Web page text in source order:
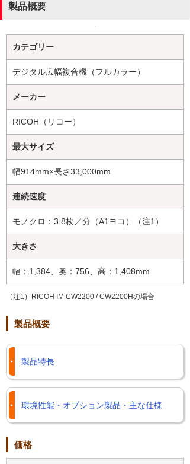
製品概要
カテゴリー
デジタル広幅複合機（フルカラー）
メーカー
RICOH（リコー）
最大サイズ
幅914mm×長さ33,000mm
連続速度
モノクロ：3.8枚／分（A1ヨコ）（注1）
大きさ
幅：1,384、奥：756、高：1,408mm
（注1）RICOH IM CW2200 / CW2200Hの場合
製品概要
製品特長
環境性能・オプション製品・主な仕様
価格